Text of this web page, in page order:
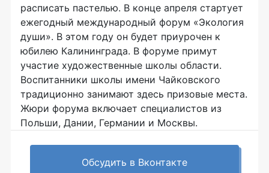
расписать пастелью. В конце апреля стартует
ежегодный международный форум «Экология
души». В этом году он будет приурочен к
юбилею Калининграда. В форуме примут
участие художественные школы области.
Воспитанники школы имени Чайковского
традиционно занимают здесь призовые места.
Жюри форума включает специалистов из
Польши, Дании, Германии и Москвы.
Обсудить в Вконтакте